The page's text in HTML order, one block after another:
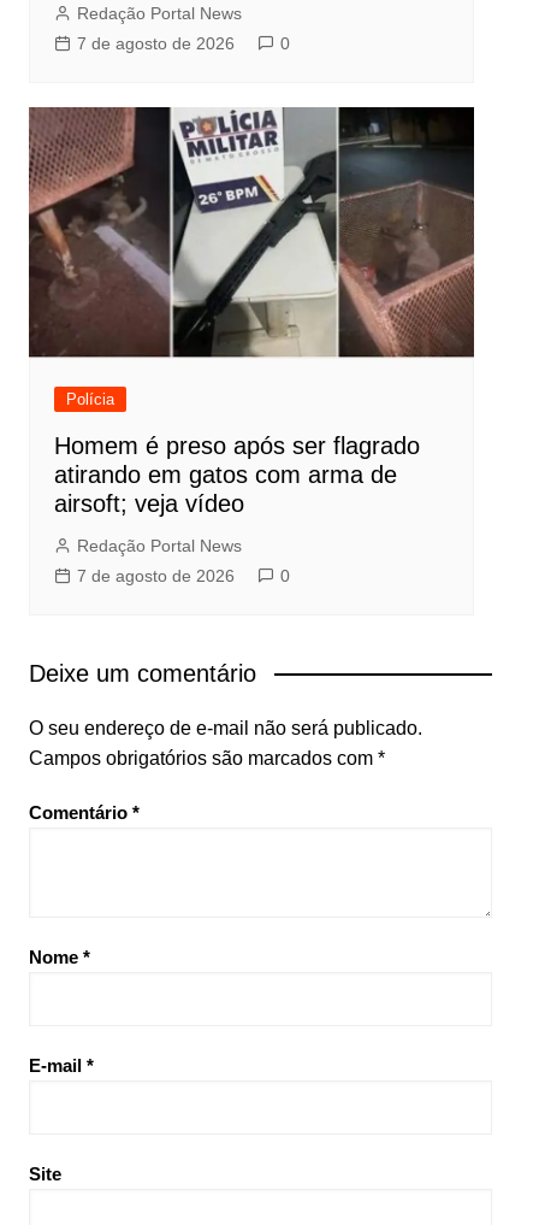
Redação Portal News
7 de agosto de 2026
0
Polícia
Homem é preso após ser flagrado
atirando em gatos com arma de
airsoft; veja vídeo
Redação Portal News
7 de agosto de 2026
0
Deixe um comentário
O seu endereço de e-mail não será publicado.
Campos obrigatórios são marcados com *
Comentário *
Nome *
E-mail *
Site